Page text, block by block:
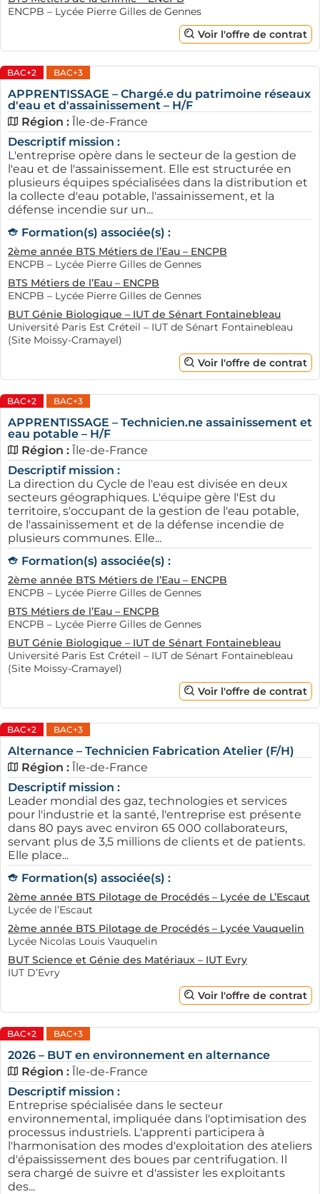
compréhension du monde de l'alternance. Grâce à des
conseils pratiques, vous pourrez affiner votre approche
et maximiser vos chances de succès, par exemple pour
apprenti ou employeur, AFi24 est votre allié idéal dans
cette aventure professionnelle.
Ouvrir un compte sur AFi24 vous permettra de rester
informé des dernières offres d'alternance et d'étendre
votre réseau professionnel à Vélizy-Villacoublay.
ENCPB – Lycée Pierre Gilles de Gennes
Voir l'offre de contrat
BAC+2 BAC+3
APPRENTISSAGE – Chargé.e du patrimoine réseaux
d'eau et d'assainissement – H/F
Région : Île-de-France
Descriptif mission :
L'entreprise opère dans le secteur de la gestion de
l'eau et de l'assainissement. Elle est structurée en
plusieurs équipes spécialisées dans la distribution et
la collecte d'eau potable, l'assainissement, et la
défense incendie sur un...
Formation(s) associée(s) :
2ème année BTS Métiers de l’Eau – ENCPB
ENCPB – Lycée Pierre Gilles de Gennes
BTS Métiers de l’Eau – ENCPB
ENCPB – Lycée Pierre Gilles de Gennes
BUT Génie Biologique – IUT de Sénart Fontainebleau
Université Paris Est Créteil – IUT de Sénart Fontainebleau
(Site Moissy-Cramayel)
Voir l'offre de contrat
BAC+2 BAC+3
APPRENTISSAGE – Technicien.ne assainissement et
eau potable – H/F
Région : Île-de-France
Descriptif mission :
La direction du Cycle de l'eau est divisée en deux
secteurs géographiques. L'équipe gère l'Est du
territoire, s'occupant de la gestion de l'eau potable,
de l'assainissement et de la défense incendie de
plusieurs communes. Elle...
Formation(s) associée(s) :
2ème année BTS Métiers de l’Eau – ENCPB
ENCPB – Lycée Pierre Gilles de Gennes
BTS Métiers de l’Eau – ENCPB
ENCPB – Lycée Pierre Gilles de Gennes
BUT Génie Biologique – IUT de Sénart Fontainebleau
Université Paris Est Créteil – IUT de Sénart Fontainebleau
(Site Moissy-Cramayel)
Voir l'offre de contrat
BAC+2 BAC+3
Alternance – Technicien Fabrication Atelier (F/H)
Région : Île-de-France
Descriptif mission :
Leader mondial des gaz, technologies et services
pour l'industrie et la santé, l'entreprise est présente
dans 80 pays avec environ 65 000 collaborateurs,
servant plus de 3,5 millions de clients et de patients.
Elle place...
Formation(s) associée(s) :
2ème année BTS Pilotage de Procédés – Lycée de L’Escaut
Lycée de l’Escaut
2ème année BTS Pilotage de Procédés – Lycée Vauquelin
Lycée Nicolas Louis Vauquelin
BUT Science et Génie des Matériaux – IUT Evry
IUT D’Evry
Voir l'offre de contrat
BAC+2 BAC+3
2026 – BUT en environnement en alternance
Région : Île-de-France
Descriptif mission :
Entreprise spécialisée dans le secteur
environnemental, impliquée dans l'optimisation des
processus industriels. L'apprenti participera à
l'harmonisation des modes d'exploitation des ateliers
d'épaississement des boues par centrifugation. Il
sera chargé de suivre et d'assister les exploitants
des...